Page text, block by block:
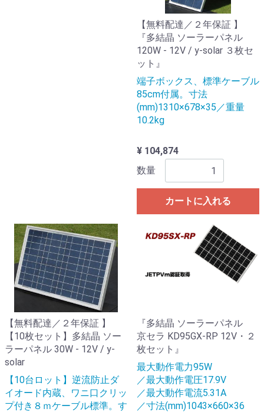
【無料配達／２年保証 】
『多結晶 ソーラーパネル
120W - 12V / y-solar ３枚セ
ット』
端子ボックス、標準ケーブル
85cm付属。寸法
(mm)1310×678×35／重量
10.2kg
¥ 104,874
数量
カートに入れる
【無料配達／２年保証 】
【10枚セット】多結晶 ソー
ラーパネル 30W - 12V / y-
solar
【10台ロット】逆流防止ダ
イオード内蔵、ワニ口クリッ
プ付き８ｍケーブル標準。す
『多結晶 ソーラーパネル
京セラ KD95GX-RP 12V・２
枚セット』
最大動作電力95W
／最大動作電圧17.9V
／最大動作電流5.31A
／寸法(mm)1043×660×36